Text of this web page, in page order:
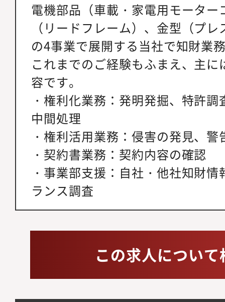
電機部品（車載・家電用モータ
（リードフレーム）、金型（プ
の4事業で展開する当社で知財業
これまでのご経験もふまえ、主
容です。
・権利化業務：発明発掘、特許
中間処理
・権利活用業務：侵害の発見、警
・契約書業務：契約内容の確認
・事業部支援：自社・他社知財
ランス調査
この求人につい